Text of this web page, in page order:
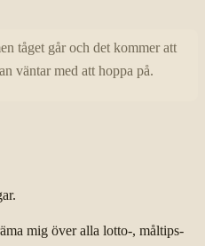
tåget går och det kommer att
väntar med att hoppa på.
mig över alla lotto-, måltips-